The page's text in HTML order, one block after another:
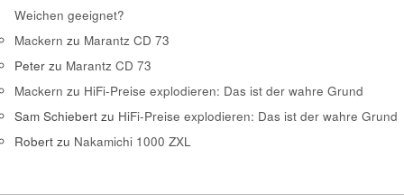
Weichen geeignet?
Mackern zu Marantz CD 73
Peter zu Marantz CD 73
Mackern zu HiFi-Preise explodieren: Das ist der wahre Grund
Sam Schiebert zu HiFi-Preise explodieren: Das ist der wahre Grund
Robert zu Nakamichi 1000 ZXL